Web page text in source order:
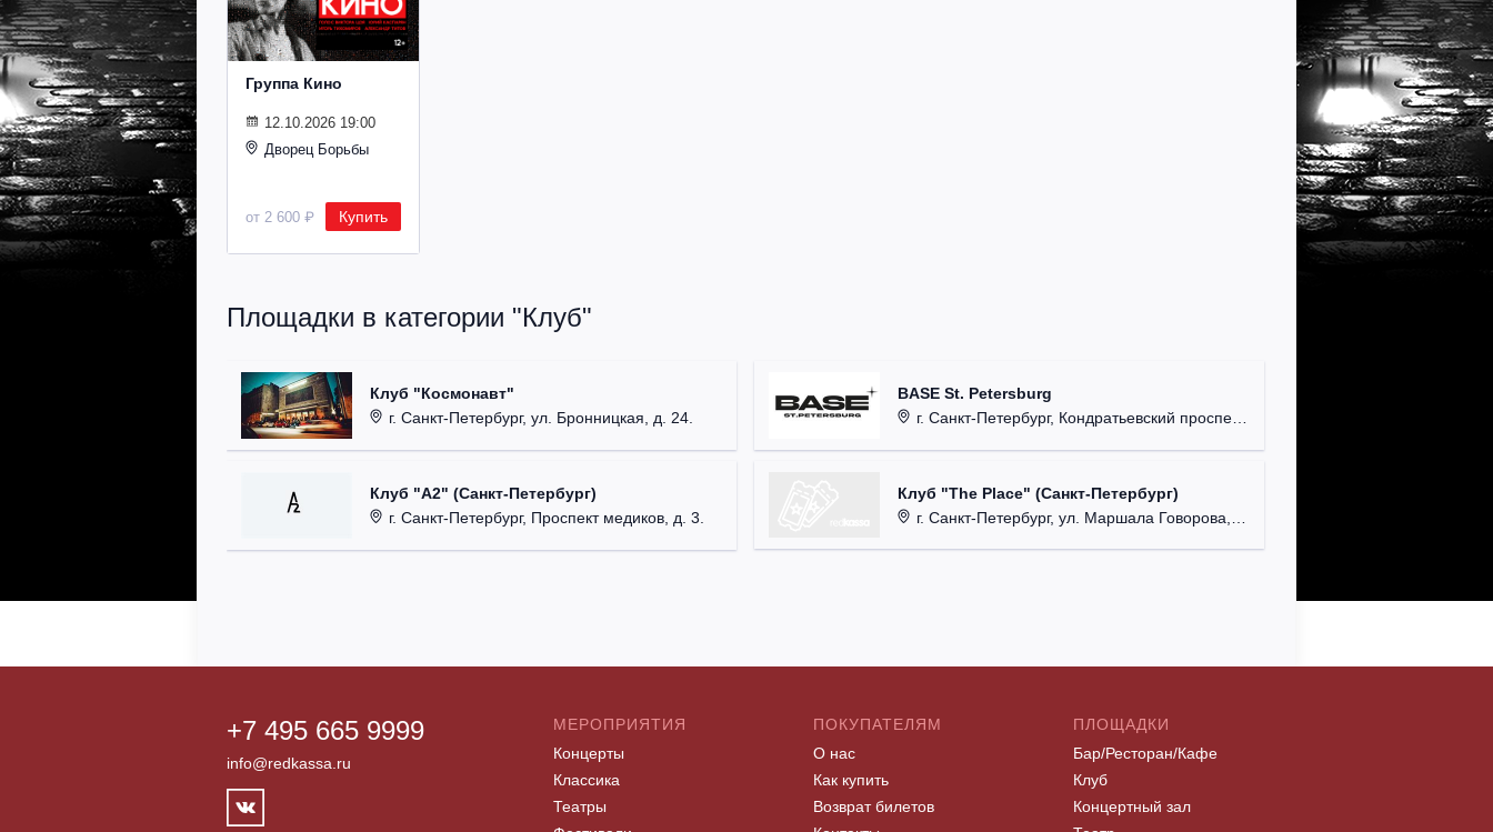
Группа Кино
12.10.2026 19:00
Дворец Борьбы
от 2 600 ₽ Купить
Площадки в категории "Клуб"
Клуб "Космонавт"
г. Санкт-Петербург, ул. Бронницкая, д. 24.
Клуб "А2" (Санкт-Петербург)
г. Санкт-Петербург, Проспект медиков, д. 3.
BASE St. Petersburg
г. Санкт-Петербург, Кондратьевский проспект, д. 44.
Клуб "The Place" (Санкт-Петербург)
г. Санкт-Петербург, ул. Маршала Говорова, д. 47.
+7 495 665 9999
info@redkassa.ru
МЕРОПРИЯТИЯ
Концерты
Классика
Театры
ПОКУПАТЕЛЯМ
О нас
Как купить
Возврат билетов
ПЛОЩАДКИ
Бар/Ресторан/Кафе
Клуб
Концертный зал